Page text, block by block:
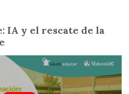
IA y el rescate de la